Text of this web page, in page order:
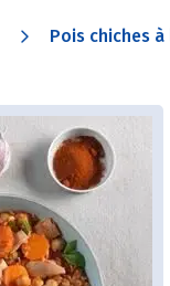
Pois chiches